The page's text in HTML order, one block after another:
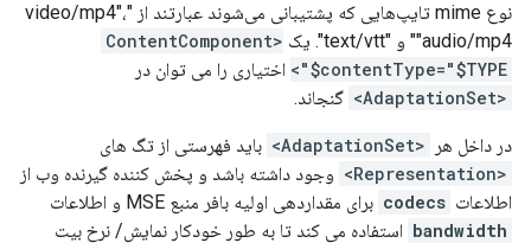
نوع mime تایپ‌هایی که پشتیبانی می‌شوند عبارتند از "video/mp4"،
"audio/mp4" و "text/vtt". یک
<ContentComponent
contentType="$TYPE$">
اختیاری را می توان در
<AdaptationSet>
گنجاند.
در داخل هر <AdaptationSet>
باید فهرستی از تگ های
<Representation>
وجود داشته باشد و پخش کننده گیرنده وب از
اطلاعات codecs برای مقداردهی اولیه بافر منبع MSE و اطلاعات
bandwidth استفاده می کند تا به طور خودکار نمایش/ نرخ بیت